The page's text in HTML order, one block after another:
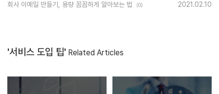
회사 이메일 만들기, 용량 꼼꼼하게 알아보는 법
(0) 2021.02.10
'서비스 도입 팁' Related Articles